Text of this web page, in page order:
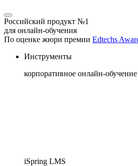
Российский продукт №1
для онлайн-обучения
По оценке жюри премии Edtechs
Инструменты
корпоративное онлайн-обучение
iSpring LMS